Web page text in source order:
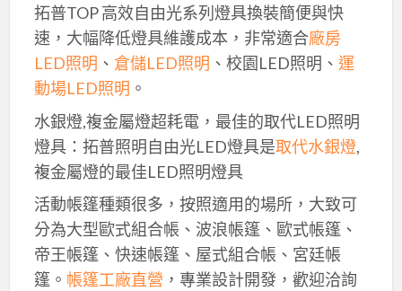
拓普TOP 高效自由光系列燈具換裝簡便與快
速，大幅降低燈具維護成本，非常適合廠房
LED照明 、 倉儲LED照明 、校園LED照明、 運
動場LED照明 。
水銀燈,複金屬燈超耗電，最佳的取代LED照明
燈具：拓普照明自由光LED燈具是取代水銀燈,
複金屬燈的最佳LED照明燈具
活動帳篷種類很多，按照適用的場所，大致可
分為大型歐式組合帳、波浪帳篷、歐式帳篷、
帝王帳篷、快速帳篷、屋式組合帳、宮廷帳
篷。 帳篷工廠直營 ，專業設計開發，歡迎洽詢